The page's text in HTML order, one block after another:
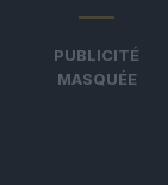
PUBLICITÉ
MASQUÉE